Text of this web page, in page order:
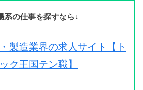
系の仕事を探すなら↓
製造業界の求人サイト【ト
ク王国テン職】